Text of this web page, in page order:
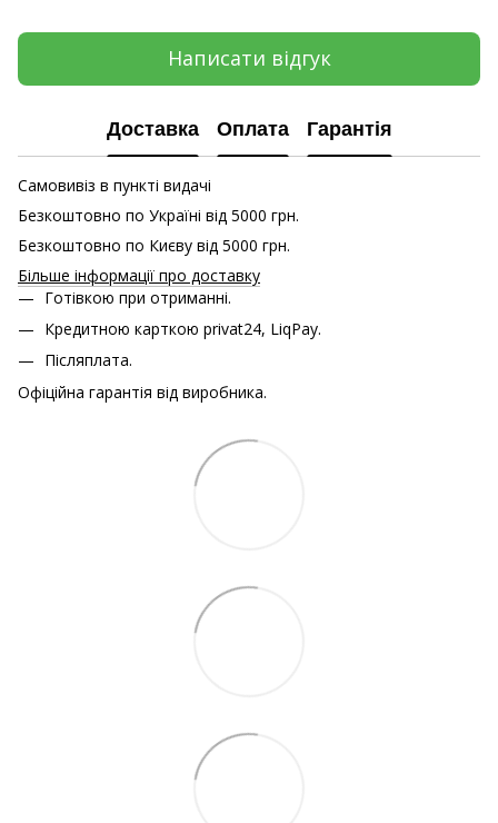
Написати відгук
Доставка Оплата Гарантія
Самовивіз в пункті видачі
Безкоштовно по Україні від 5000 грн.
Безкоштовно по Києву від 5000 грн.
Більше інформації про доставку
Готівкою при отриманні.
Кредитною карткою privat24, LiqPay.
Післяплата.
Офіційна гарантія від виробника.